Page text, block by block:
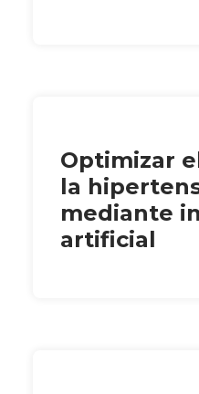
Optimizar
la
mediante
artificial